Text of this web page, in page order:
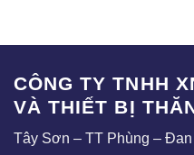
CÔNG TY TNHH
VÀ THIẾT BỊ
Tây Sơn – TT Phùng –